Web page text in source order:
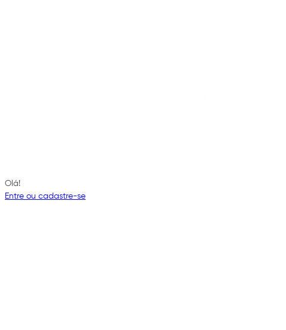
Olá!
Entre ou cadastre-se